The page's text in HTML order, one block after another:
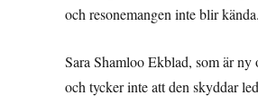
och resonemangen inte blir kända.
Sara Shamloo Ekblad, som är
och tycker inte att den skyddar